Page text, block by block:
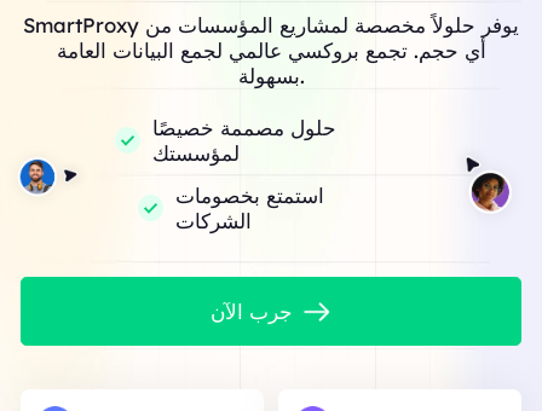
SmartProxy يوفر حلولاً مخصصة لمشاريع المؤسسات من
أي حجم. تجمع بروكسي عالمي لجمع البيانات العامة
بسهولة.
حلول مصممة خصيصًا
لمؤسستك
استمتع بخصومات
الشركات
جرب الآن